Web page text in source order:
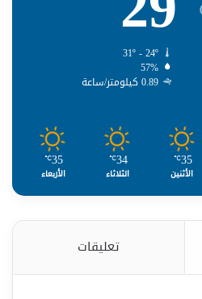
31º - 24º
57%
0.89 كيلومتر/ساعة
35
℃
الأثنين
34
℃
الثلاثاء
35
℃
الأربعاء
تعليقات